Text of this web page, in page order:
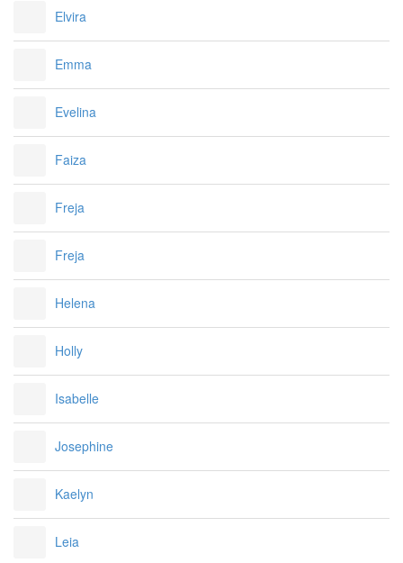
Elvira
Emma
Evelina
Faiza
Freja
Freja
Helena
Holly
Isabelle
Josephine
Kaelyn
Leia